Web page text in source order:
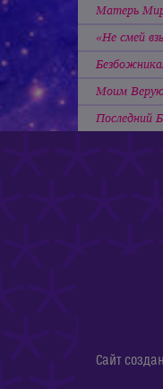
Матерь
«Не смей
Моим
Последний
Сайт